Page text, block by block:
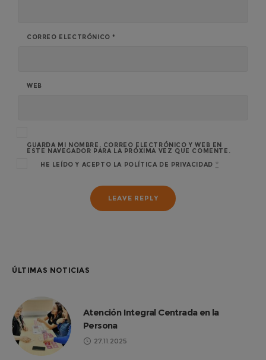
CORREO ELECTRÓNICO *
WEB
GUARDA MI NOMBRE, CORREO ELECTRÓNICO Y WEB EN
ESTE NAVEGADOR PARA LA PRÓXIMA VEZ QUE COMENTE.
HE LEÍDO Y ACEPTO LA POLÍTICA DE PRIVACIDAD *
ÚLTIMAS NOTICIAS
Atención Integral Centrada en la
Persona
27.11.2025